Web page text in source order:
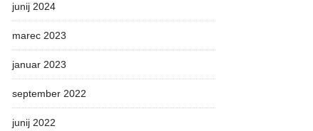
junij 2024
marec 2023
januar 2023
september 2022
junij 2022